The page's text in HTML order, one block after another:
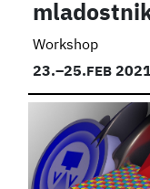
Workshop
23.–25. FEB